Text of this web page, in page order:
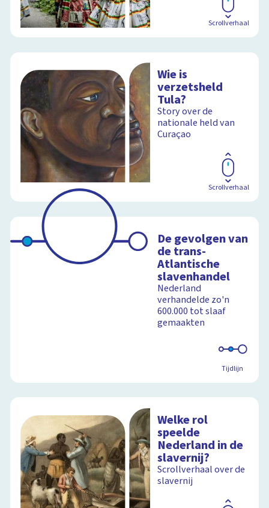
Scrollverhaal
Wie is
verzetsheld
Tula?
Story over de
nationale held van
Curaçao
Scrollverhaal
De gevolgen van
de trans-
Atlantische
slavenhandel
Nederland
verhandelde zo'n
600.000 tot slaaf
gemaakten
Tijdlijn
Welke rol
speelde
Nederland in de
slavernij?
Scrollverhaal over de
slavernij